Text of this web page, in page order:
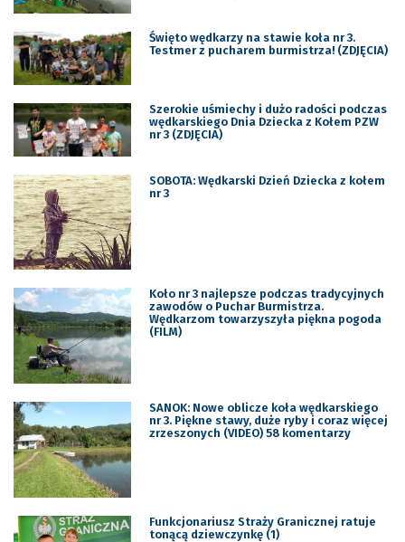
Święto wędkarzy na stawie koła nr 3.
Testmer z pucharem burmistrza! (ZDJĘCIA)
Szerokie uśmiechy i dużo radości podczas
wędkarskiego Dnia Dziecka z Kołem PZW
nr 3 (ZDJĘCIA)
SOBOTA: Wędkarski Dzień Dziecka z kołem
nr 3
Koło nr 3 najlepsze podczas tradycyjnych
zawodów o Puchar Burmistrza.
Wędkarzom towarzyszyła piękna pogoda
(FILM)
SANOK: Nowe oblicze koła wędkarskiego
nr 3. Piękne stawy, duże ryby i coraz więcej
zrzeszonych (VIDEO) 58 komentarzy
Funkcjonariusz Straży Granicznej ratuje
tonącą dziewczynkę (1)